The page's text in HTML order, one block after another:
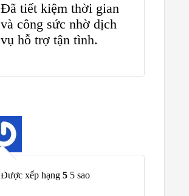
Đã tiết kiệm thời gian
và công sức nhờ dịch
vụ hỗ trợ tận tình.
Được xếp hạng 5 5 sao